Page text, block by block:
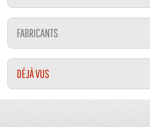
FABRICANTS
DÉJÀ VUS